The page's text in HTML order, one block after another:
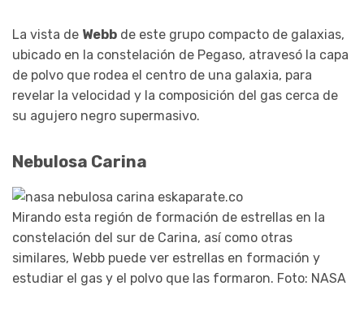
La vista de Webb de este grupo compacto de galaxias,
ubicado en la constelación de Pegaso, atravesó la capa
de polvo que rodea el centro de una galaxia, para
revelar la velocidad y la composición del gas cerca de
su agujero negro supermasivo.
Nebulosa Carina
Mirando esta región de formación de estrellas en la
constelación del sur de Carina, así como otras
similares, Webb puede ver estrellas en formación y
estudiar el gas y el polvo que las formaron. Foto: NASA